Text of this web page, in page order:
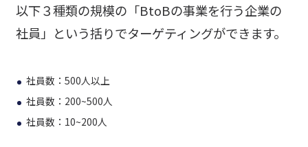
以下３種類の規模の「BtoBの事業を行う企業の
社員」という括りでターゲティングができます。
社員数：500人以上
社員数：200~500人
社員数：10~200人